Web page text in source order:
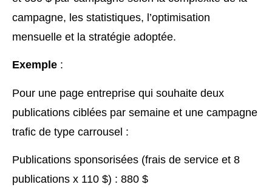
campagne, les statistiques, l’optimisation
mensuelle et la stratégie adoptée.
Exemple :
Pour une page entreprise qui souhaite deux
publications ciblées par semaine et une campagne
trafic de type carrousel :
Publications sponsorisées (frais de service et 8
publications x 110 $) : 880 $